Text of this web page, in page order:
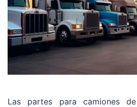
Las partes para camiones